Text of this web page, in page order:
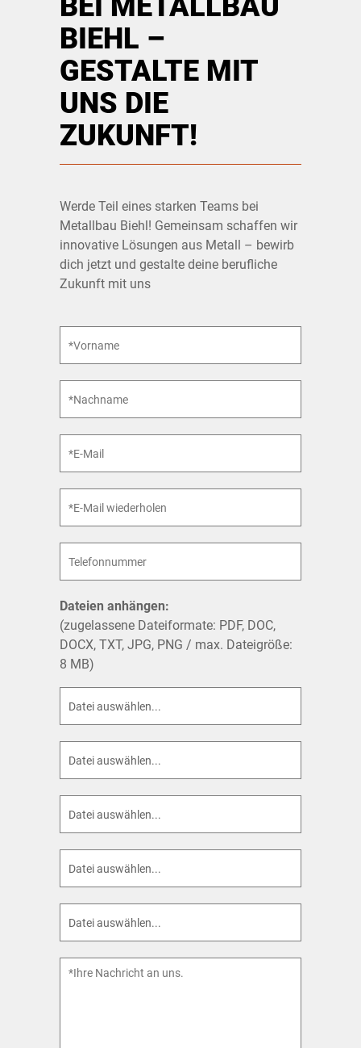
BIEHL –
GESTALTE MIT
UNS DIE
ZUKUNFT!
Werde Teil eines starken Teams bei
Metallbau Biehl! Gemeinsam schaffen wir
innovative Lösungen aus Metall – bewirb
dich jetzt und gestalte deine berufliche
Zukunft mit uns
Dateien anhängen:
(zugelassene Dateiformate: PDF, DOC,
DOCX, TXT, JPG, PNG / max. Dateigröße:
8 MB)
Datei auswählen...
Datei auswählen...
Datei auswählen...
Datei auswählen...
Datei auswählen...